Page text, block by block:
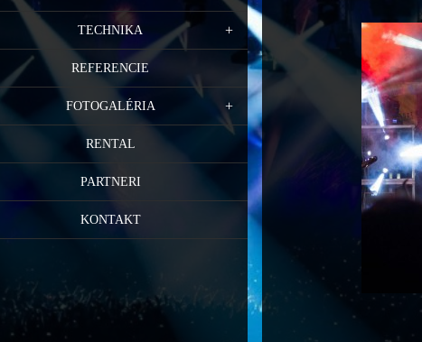
TECHNIKA
REFERENCIE
FOTOGALÉRIA
RENTAL
PARTNERI
KONTAKT